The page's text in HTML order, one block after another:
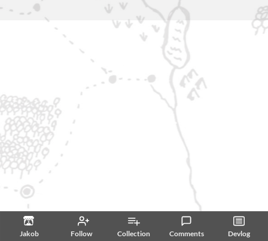
Jakob Follow Collection Comments Devlog